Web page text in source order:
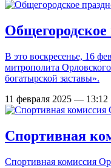
Общегородское
В это воскресенье, 16
митрополита
богатырской заставы».
11 февраля 2025 — 13:12
Спортивная
Спортивная комиссия